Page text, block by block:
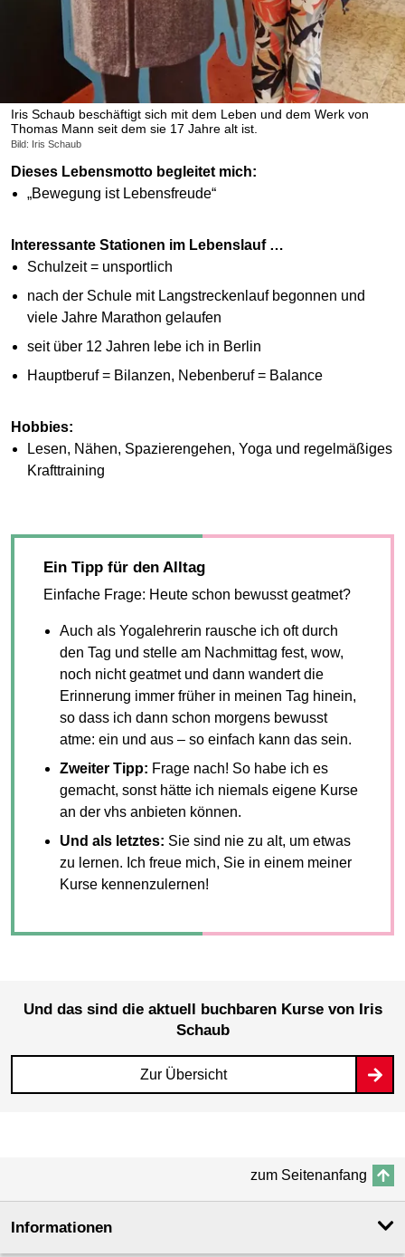
Iris Schaub beschäftigt sich mit dem Leben und dem Werk von
Thomas Mann seit dem sie 17 Jahre alt ist.
Bild: Iris Schaub
Dieses Lebensmotto begleitet mich:
„Bewegung ist Lebensfreude“
Interessante Stationen im Lebenslauf …
Schulzeit = unsportlich
nach der Schule mit Langstreckenlauf begonnen und
viele Jahre Marathon gelaufen
seit über 12 Jahren lebe ich in Berlin
Hauptberuf = Bilanzen, Nebenberuf = Balance
Hobbies:
Lesen, Nähen, Spazierengehen, Yoga und regelmäßiges
Krafttraining
Ein Tipp für den Alltag
Einfache Frage: Heute schon bewusst geatmet?
Auch als Yogalehrerin rausche ich oft durch
den Tag und stelle am Nachmittag fest, wow,
noch nicht geatmet und dann wandert die
Erinnerung immer früher in meinen Tag hinein,
so dass ich dann schon morgens bewusst
atme: ein und aus – so einfach kann das sein.
Zweiter Tipp: Frage nach! So habe ich es
gemacht, sonst hätte ich niemals eigene Kurse
an der vhs anbieten können.
Und als letztes: Sie sind nie zu alt, um etwas
zu lernen. Ich freue mich, Sie in einem meiner
Kurse kennenzulernen!
Und das sind die aktuell buchbaren Kurse von Iris
Schaub
Zur Übersicht
zum Seitenanfang
Informationen